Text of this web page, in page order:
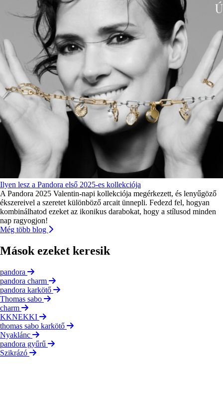
Ilyen lesz a Pandora első 2025-es kollekciója
A Pandora 2025 Valentin-napi kollekciója megérkezett, és lenyűgöző
ékszereivel a szeretet különböző arcait ünnepli. Fedezd fel, hogyan
kombinálhatod ezeket az ikonikus darabokat, hogy a stílusod minden
nap ragyogjon!
Még több blog
Mások ezeket keresik
pandora
pandora charm
pandora karkötő
Thomas sabo
charm
KKNEKKI
thomas sabo karkötő
Nyaklánc
pandora gyűrű
Szikrázó